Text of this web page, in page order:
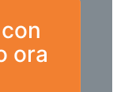
ora